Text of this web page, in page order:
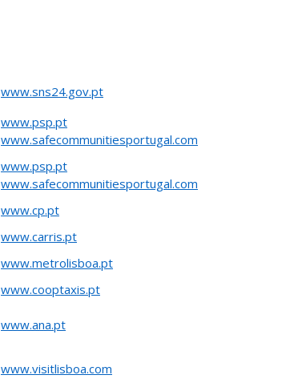
www.sns24.gov.pt
www.psp.pt
www.safecommunitiesportugal.com
www.psp.pt
www.safecommunitiesportugal.com
www.cp.pt
www.carris.pt
www.metrolisboa.pt
www.cooptaxis.pt
www.ana.pt
www.visitlisboa.com